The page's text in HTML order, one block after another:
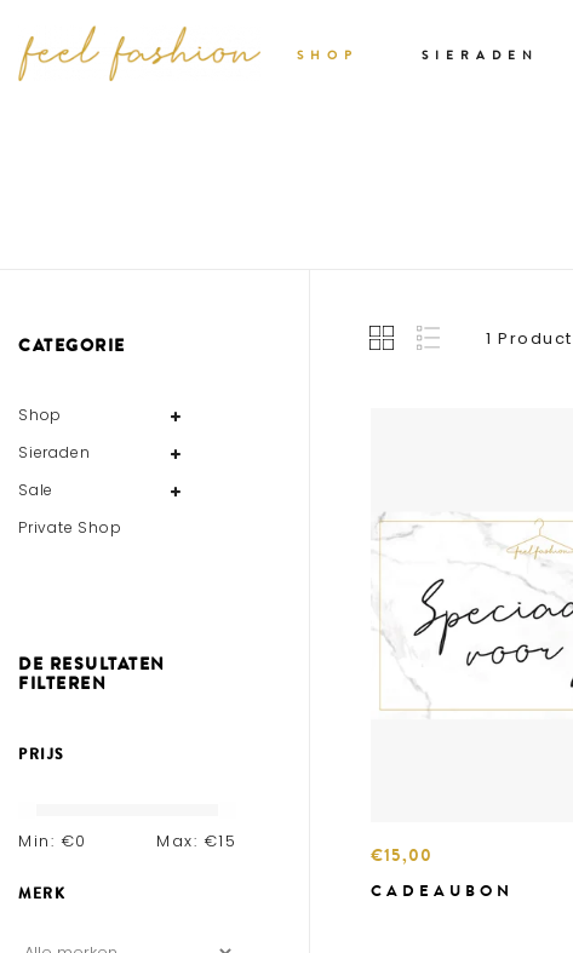
SHOP SIERADEN
CATEGORIE
Shop
Sieraden
Sale
Private Shop
DE RESULTATEN
FILTEREN
PRIJS
Min: €0 Max: €15
MERK
1
€15,00
CADEAUBON